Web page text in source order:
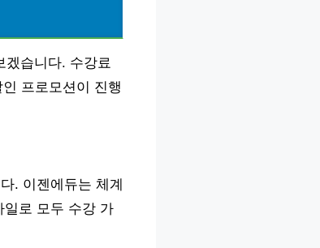
겠습니다. 수강료
프로모션이 진행
. 이젠에듀는 체계
일로 모두 수강 가